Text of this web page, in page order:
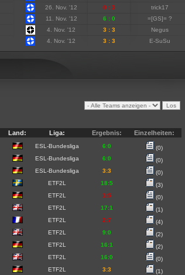
26. Nov. '12
0 : 3
trick17
11. Nov. '12
6 : 0
=[GS]= ?
4. Nov. '12
3 : 3
Negus
4. Nov. '12
3 : 3 E-SuSu
Land: Liga: Ergebnis: Einzelheiten:
ESL-Bundesliga 6:0
(0)
ESL-Bundesliga 6:0
(0)
ESL-Bundesliga 3:3
(0)
ETF2L 18:5
(3)
ETF2L 1:5
(0)
ETF2L 17:1
(1)
ETF2L 2:7
(4)
ETF2L 9:0
(2)
ETF2L 16:1
(2)
ETF2L 16:0
(0)
ETF2L 3:3
(1)